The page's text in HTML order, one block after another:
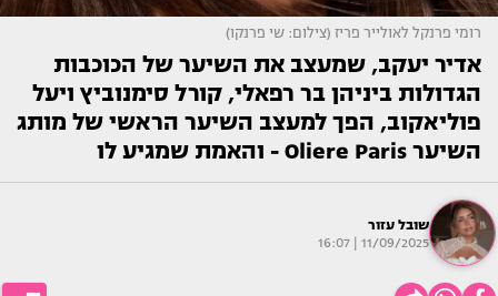
רומי פרנקל לאולייר פריז (צילום: שי פרנקו)
אדיר יעקב, שמעצב את השיער של הכוכבות
הגדולות ביניהן בר רפאלי, קורל סימנוביץ ויעל
פוליאקוב, הפך למעצב השיער הראשי של מותג
השיער Oliere Paris - והאמת שמגיע לו
שובל עזור
11/09/2025 | 16:07